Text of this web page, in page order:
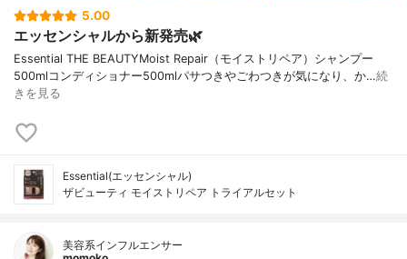
5.00
エッセンシャルから新発売🌿
Essential THE BEAUTYMoist Repair（モイストリペア）シャンプー
500mlコンディショナー500mlパサつきやごわつきが気になり、か…続
きを見る
Essential(エッセンシャル)
ザビューティ モイストリペア トライアルセット
美容系インフルエンサー